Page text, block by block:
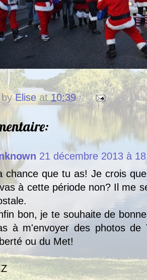
byElise at10:39
21 décembre 2013 à
chance que tu as! Je crois
à cette période non? Il me
bon, je te souhaite de
à m'envoyer des photos
ou du Met!